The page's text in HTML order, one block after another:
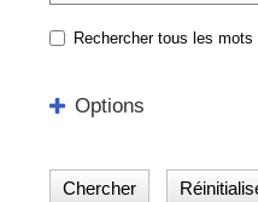
Rechercher tous les mots
 Options